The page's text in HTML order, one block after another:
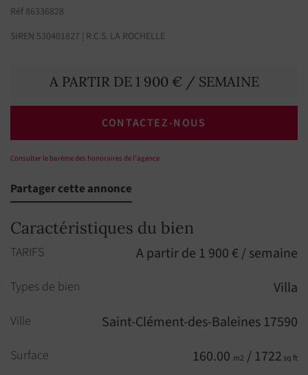
Réf 86336828
SIREN 530401827 | R.C.S. LA ROCHELLE
A PARTIR DE 1 900 € / SEMAINE
CONTACTEZ-NOUS
Consulter le barème des honoraires de l'agence
Partager cette annonce
Caractéristiques du bien
TARIFS A partir de 1 900 € / semaine
Types de bien Villa
Ville Saint-Clément-des-Baleines 17590
Surface 160.00 m2 / 1722 sq ft